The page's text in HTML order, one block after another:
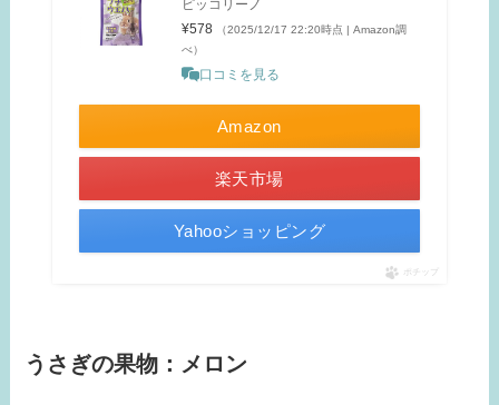
ピッコリーノ
¥578
（2025/12/17 22:20時点 | Amazon調
べ）
口コミを見る
Amazon
楽天市場
Yahooショッピング
ポチップ
うさぎの果物：メロン